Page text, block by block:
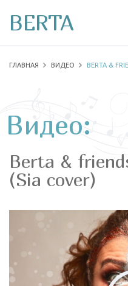
BERTA
ГЛАВНАЯ ВИДЕО BERTA &
Видео:
Berta &
(Sia cover)